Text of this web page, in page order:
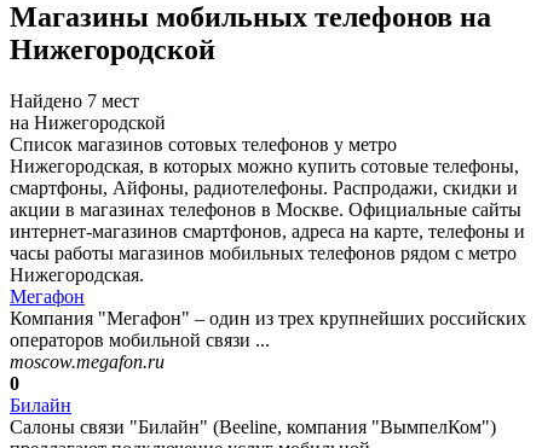
Магазины мобильных телефонов на
Нижегородской
Найдено 7 мест
на Нижегородской
Список магазинов сотовых телефонов у метро
Нижегородская, в которых можно купить сотовые телефоны,
смартфоны, Айфоны, радиотелефоны. Распродажи, скидки и
акции в магазинах телефонов в Москве. Официальные сайты
интернет-магазинов смартфонов, адреса на карте, телефоны и
часы работы магазинов мобильных телефонов рядом с метро
Нижегородская.
Мегафон
Компания "Мегафон" – один из трех крупнейших российских
операторов мобильной связи ...
moscow.megafon.ru
0
Билайн
Салоны связи "Билайн" (Beeline, компания "ВымпелКом")